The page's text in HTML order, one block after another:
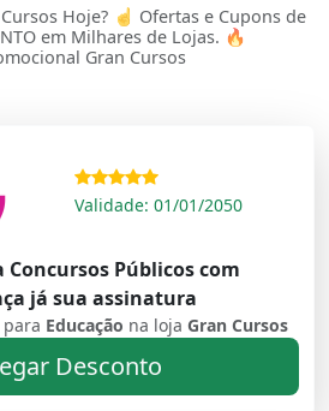
Hoje? ☝ Ofertas e Cupons de
em Milhares de Lojas. 🔥
Gran Cursos
Validade: 01/01/2050
Públicos com
já sua assinatura
para Educação na loja Gran Cursos
Desconto